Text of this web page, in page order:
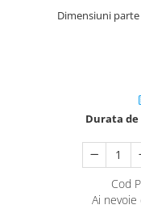
Dimensiuni
Durata
Cod
Ai nevoie